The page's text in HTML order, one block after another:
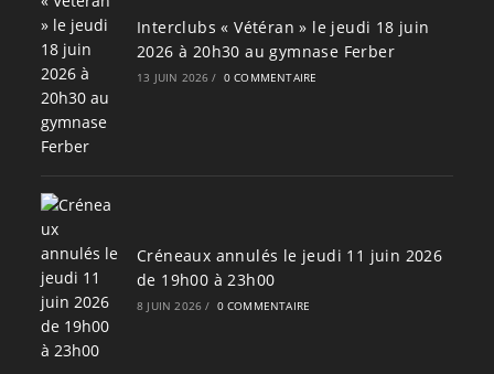
Interclubs « Vétéran » le jeudi 18 juin
2026 à 20h30 au gymnase Ferber
13 JUIN 2026 / 0 COMMENTAIRE
Créneaux annulés le jeudi 11 juin 2026
de 19h00 à 23h00
8 JUIN 2026 / 0 COMMENTAIRE